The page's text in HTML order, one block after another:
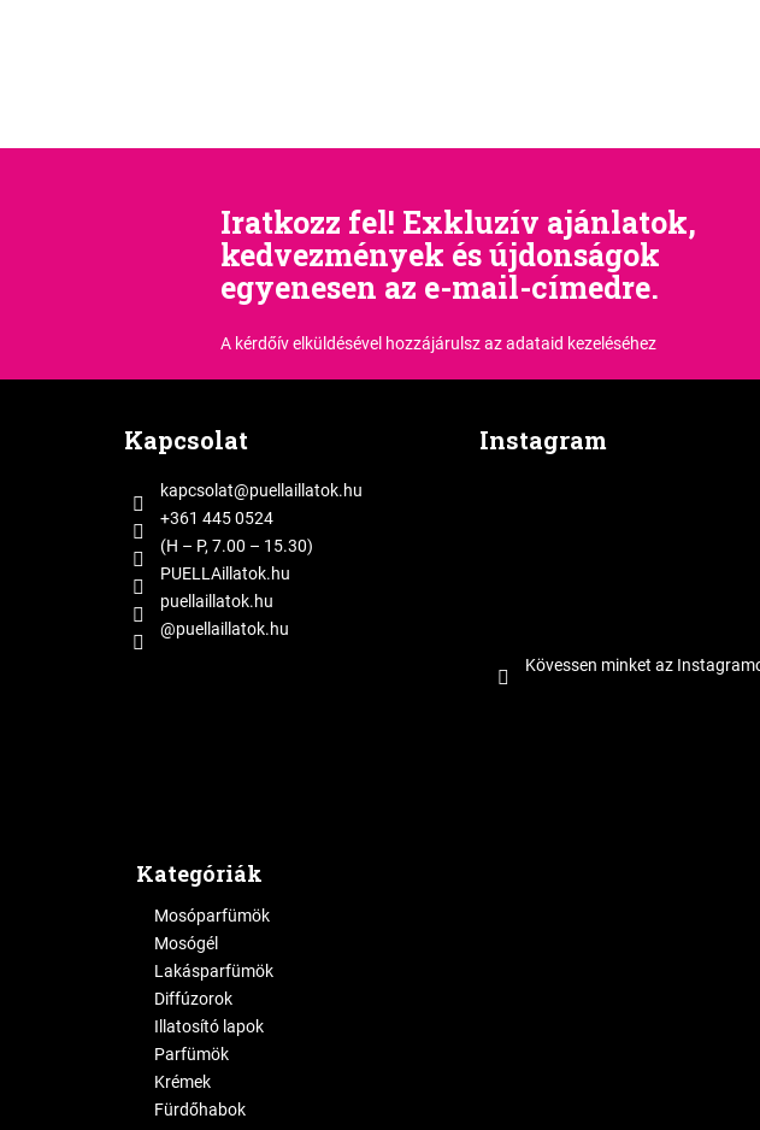
Iratkozz fel! Exkluzív ajánlatok,
kedvezmények és újdonságok
egyenesen az e-mail-címedre.
A kérdőív elküldésével hozzájárulszaz adataid kezeléséhez
Kapcsolat
kapcsolat@puellaillatok.hu
+361 445 0524
(H – P, 7.00 – 15.30)
PUELLAillatok.hu
puellaillatok.hu
@puellaillatok.hu
Instagram
Kövessen minket az
Kategóriák
Mosóparfümök
Mosógél
Lakásparfümök
Diffúzorok
Illatosító lapok
Parfümök
Krémek
Fürdőhabok